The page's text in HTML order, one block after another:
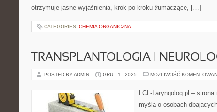
otrzymuje jasne wyjaśnienia, krok po kroku tłumaczące, […]
CATEGORIES: CHEMIA ORGANICZNA
TRANSPLANTOLOGIA I
POSTED BY ADMIN GRU - 1 - 2025 MOŻLIWOŚĆ
LCL-Laryngolog.pl –
myślą o osobach